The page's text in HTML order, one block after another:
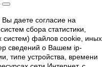
даете согласие на
сбора статистики,
систем) файлов cookie, иных
сведений о Вашем ip-
типе устройства, времени